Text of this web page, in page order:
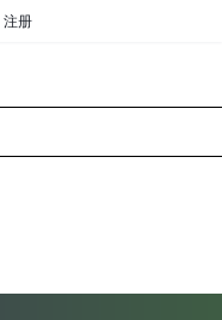
注册